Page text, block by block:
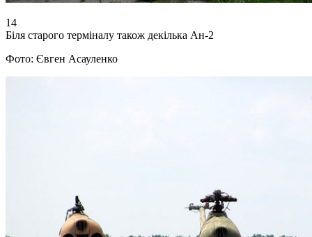
14
Біля старого терміналу також декілька Ан-2
Фото: Євген Асауленко